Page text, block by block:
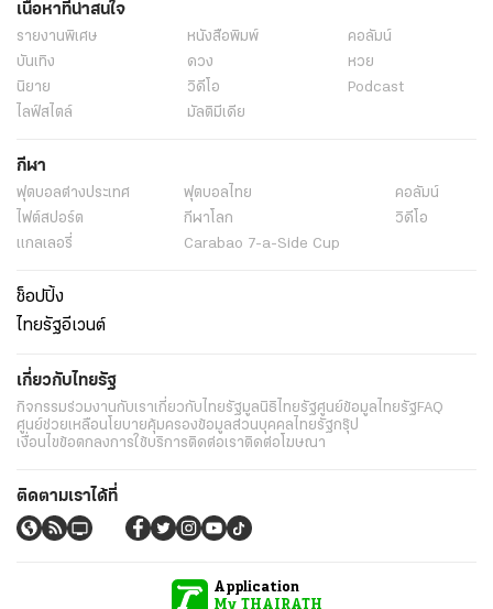
เนื้อหาที่น่าสนใจ
รายงานพิเศษ หนังสือพิมพ์
คอลัมน์
บันเทิง
ดวง
หวย
นิยาย
วิดีโอ
Podcast
ไลฟ์สไตล์
มัลติมีเดีย
กีฬา
ฟุตบอลต่่างประเทศ ฟุตบอลไทย
คอลัมน์
ไฟต์สปอร์ต
กีฬาโลก
วิดีโอ
แกลเลอรี่
Carabao 7-a-Side Cup
ช็อปปิ้ง
ไทยรัฐอีเวนต์
เกี่ยวกับไทยรัฐ
กิจกรรมร่วมงานกับเราเกี่ยวกับไทยรัฐมูลนิธิไทยรัฐศูนย์ข้อมูลไทยรัฐFAQ
ศูนย์ช่วยเหลือนโยบายคุ้มครองข้อมูลส่วนบุคคลไทยรัฐกรุ๊ป
เงื่อนไขข้อตกลงการใช้บริการติดต่อเราติดต่อโฆษณา
ติดตามเราได้ที่
Application
My THAIRATH